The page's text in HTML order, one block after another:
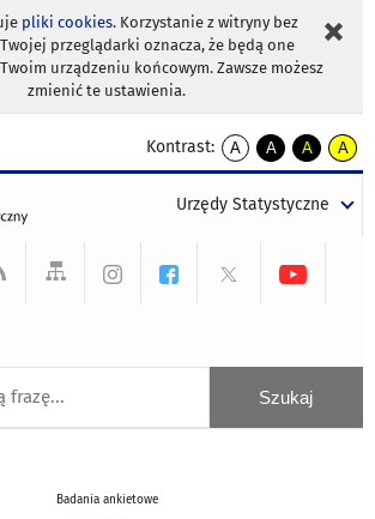
pliki cookies. Korzystanie z witryny bez
przeglądarki oznacza, że będą one
urządzeniu końcowym. Zawsze możesz
zmienić te ustawienia.
Kontrast:
A
kontrast
A
kontrast
tekst
czarnym
A
kontrast
tekst
czarnym
A
tekst
żółtym
Urzędy Statystyczne
Badania ankietowe